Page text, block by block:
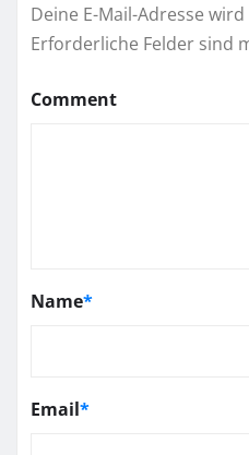
Deine E-Mail-Adresse
Erforderliche Felder sind
Comment
Name*
Email*